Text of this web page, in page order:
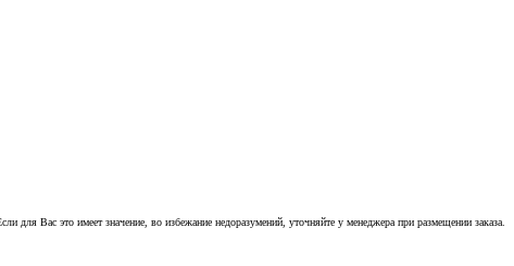
Вас это имеет значение, во избежание недоразумений, уточняйте у менеджера при размещении заказа.